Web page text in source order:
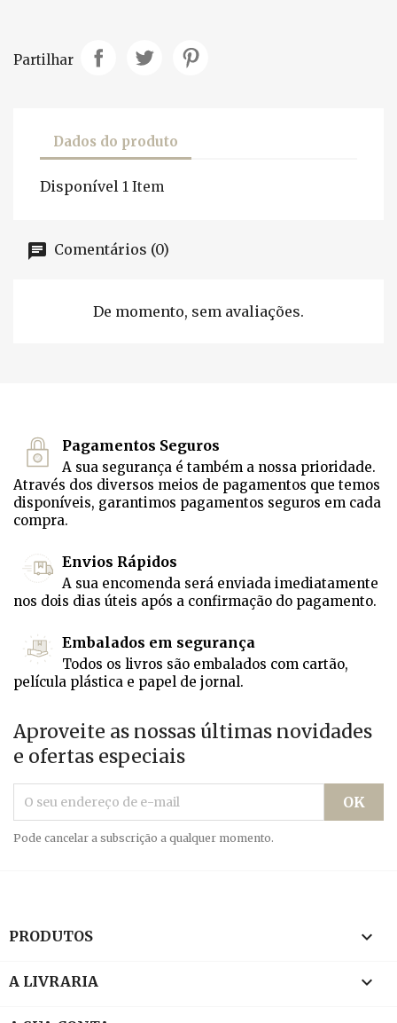
Partilhar
Dados do produto
Disponível 1 Item
Comentários (0)
De momento, sem avaliações.
Pagamentos Seguros
A sua segurança é também a nossa prioridade.
Através dos diversos meios de pagamentos que temos
disponíveis, garantimos pagamentos seguros em cada
compra.
Envios Rápidos
A sua encomenda será enviada imediatamente
nos dois dias úteis após a confirmação do pagamento.
Embalados em segurança
Todos os livros são embalados com cartão,
película plástica e papel de jornal.
Aproveite as nossas últimas novidades
e ofertas especiais
Pode cancelar a subscrição a qualquer momento.
PRODUTOS 
A LIVRARIA 